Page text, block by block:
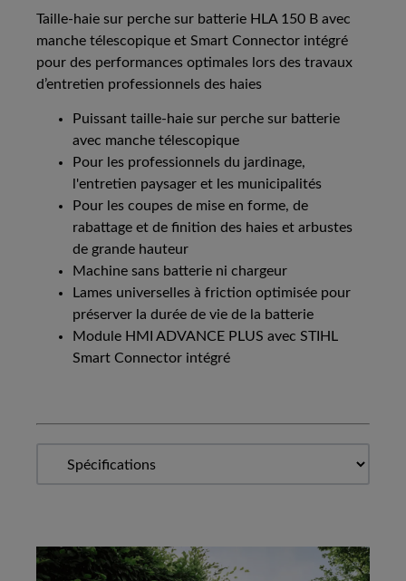
Taille-haie sur perche sur batterie HLA 150 B avec
manche télescopique et Smart Connector intégré
pour des performances optimales lors des travaux
d’entretien professionnels des haies
Puissant taille-haie sur perche sur batterie
avec manche télescopique
Pour les professionnels du jardinage,
l'entretien paysager et les municipalités
Pour les coupes de mise en forme, de
rabattage et de finition des haies et arbustes
de grande hauteur
Machine sans batterie ni chargeur
Lames universelles à friction optimisée pour
préserver la durée de vie de la batterie
Module HMI ADVANCE PLUS avec STIHL
Smart Connector intégré